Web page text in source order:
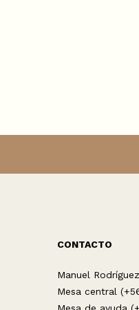
CONTACTO
Manuel
Mesa central